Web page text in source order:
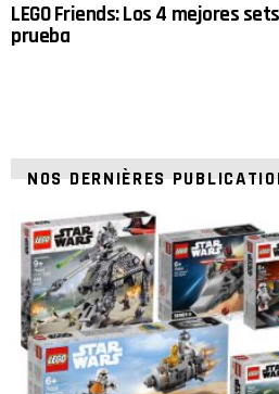
LEGO Friends: Los 4 mejores
prueba
NOS DERNIÈRES